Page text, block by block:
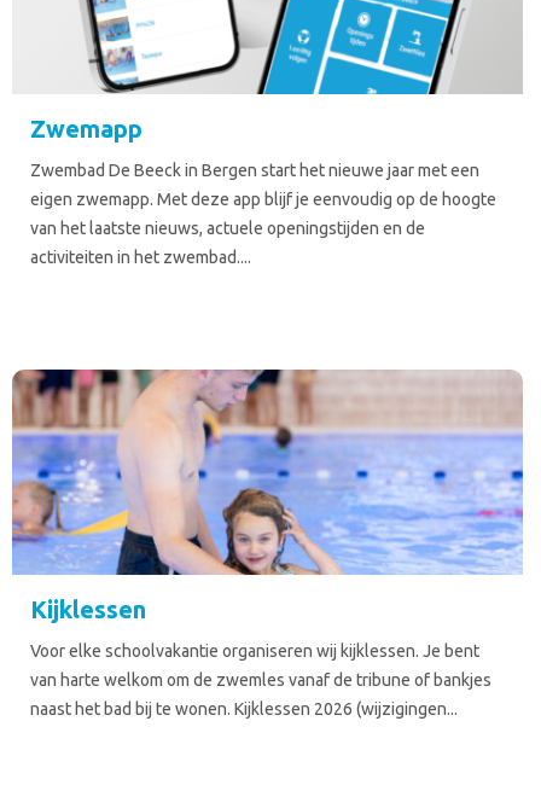
Zwemapp
Zwembad De Beeck in Bergen start het nieuwe jaar met een
eigen zwemapp. Met deze app blijf je eenvoudig op de hoogte
van het laatste nieuws, actuele openingstijden en de
activiteiten in het zwembad....
Kijklessen
Voor elke schoolvakantie organiseren wij kijklessen. Je bent
van harte welkom om de zwemles vanaf de tribune of bankjes
naast het bad bij te wonen. Kijklessen 2026 (wijzigingen...